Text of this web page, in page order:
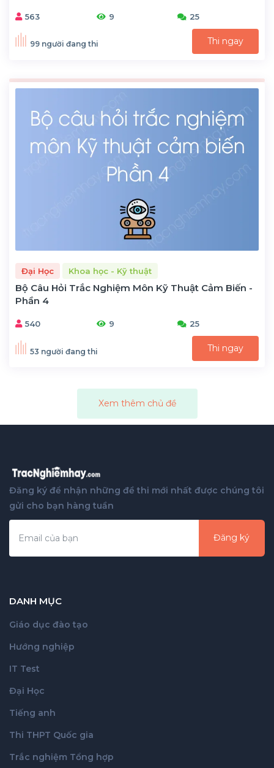
563 9 25
99 người đang thi Thi ngay
Đại Học Khoa học - Kỹ thuật
Bộ Câu Hỏi Trắc Nghiệm Môn Kỹ Thuật Cảm Biến -
Phần 4
540 9 25
53 người đang thi Thi ngay
Xem thêm chủ đề
Đăng ký để nhận những đề thi mới nhất được chúng tôi
gửi cho bạn hàng tuần
Đăng ký
DANH MỤC
Giáo dục đào tạo
Hướng nghiệp
IT Test
Đại Học
Tiếng anh
Thi THPT Quốc gia
Trắc nghiệm Tổng hợp